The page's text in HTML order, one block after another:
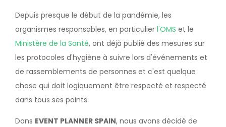
Depuis presque le début de la pandémie, les
organismes responsables, en particulier l'OMS et le
Ministère de la Santé, ont déjà publié des mesures sur
les protocoles d'hygiène à suivre lors d'événements et
de rassemblements de personnes et c'est quelque
chose qui doit logiquement être respecté et respecté
dans tous ses points.
Dans EVENT PLANNER SPAIN, nous avons décidé de